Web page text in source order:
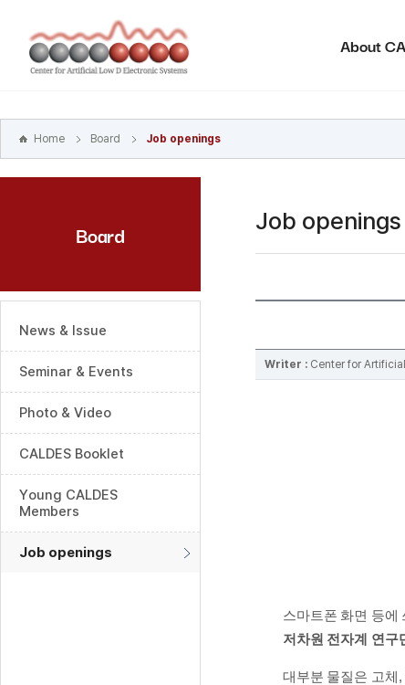
바로가기
주메뉴
바로가기
About
Home Board Job openings
Board
News & Issue
Seminar & Events
Photo & Video
CALDES Booklet
Young CALDES
Members
Job openings
Job openings
Writer : Center for
스마트폰 화면 등에
저차원 전자계 연구
대부분 물질은 고체